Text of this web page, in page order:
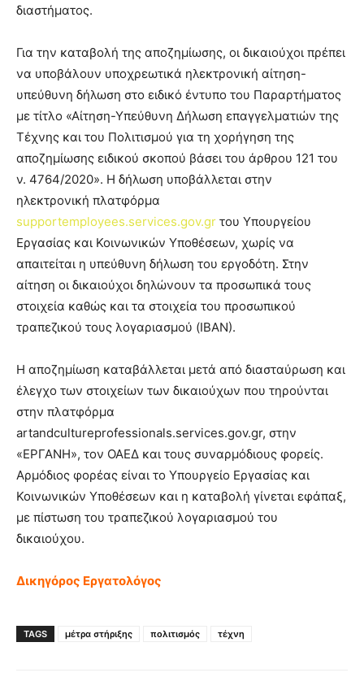
διαστήματος.
Για την καταβολή της αποζημίωσης, οι δικαιούχοι πρέπει
να υποβάλουν υποχρεωτικά ηλεκτρονική αίτηση-
υπεύθυνη δήλωση στο ειδικό έντυπο του Παραρτήματος
με τίτλο «Αίτηση-Υπεύθυνη Δήλωση επαγγελματιών της
Τέχνης και του Πολιτισμού για τη χορήγηση της
αποζημίωσης ειδικού σκοπού βάσει του άρθρου 121 του
ν. 4764/2020». Η δήλωση υποβάλλεται στην
ηλεκτρονική πλατφόρμα
supportemployees.services.gov.gr του Υπουργείου
Εργασίας και Κοινωνικών Υποθέσεων, χωρίς να
απαιτείται η υπεύθυνη δήλωση του εργοδότη. Στην
αίτηση οι δικαιούχοι δηλώνουν τα προσωπικά τους
στοιχεία καθώς και τα στοιχεία του προσωπικού
τραπεζικού τους λογαριασμού (ΙΒΑΝ).
Η αποζημίωση καταβάλλεται μετά από διασταύρωση και
έλεγχο των στοιχείων των δικαιούχων που τηρούνται
στην πλατφόρμα
artandcultureprofessionals.services.gov.gr, στην
«ΕΡΓΑΝΗ», τον ΟΑΕΔ και τους συναρμόδιους φορείς.
Αρμόδιος φορέας είναι το Υπουργείο Εργασίας και
Κοινωνικών Υποθέσεων και η καταβολή γίνεται εφάπαξ,
με πίστωση του τραπεζικού λογαριασμού του
δικαιούχου.
Δικηγόρος Εργατολόγος
TAGS μέτρα στήριξης πολιτισμός τέχνη